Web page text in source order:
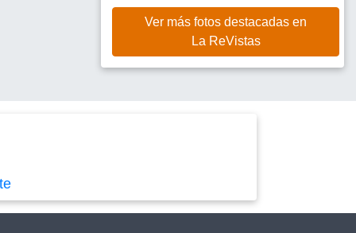
Ver más fotos destacadas en
La ReVistas